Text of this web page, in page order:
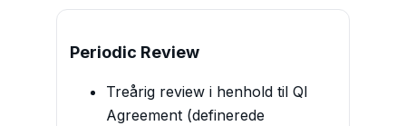
Periodic Review
Treårig review i henhold til QI
Agreement (definerede